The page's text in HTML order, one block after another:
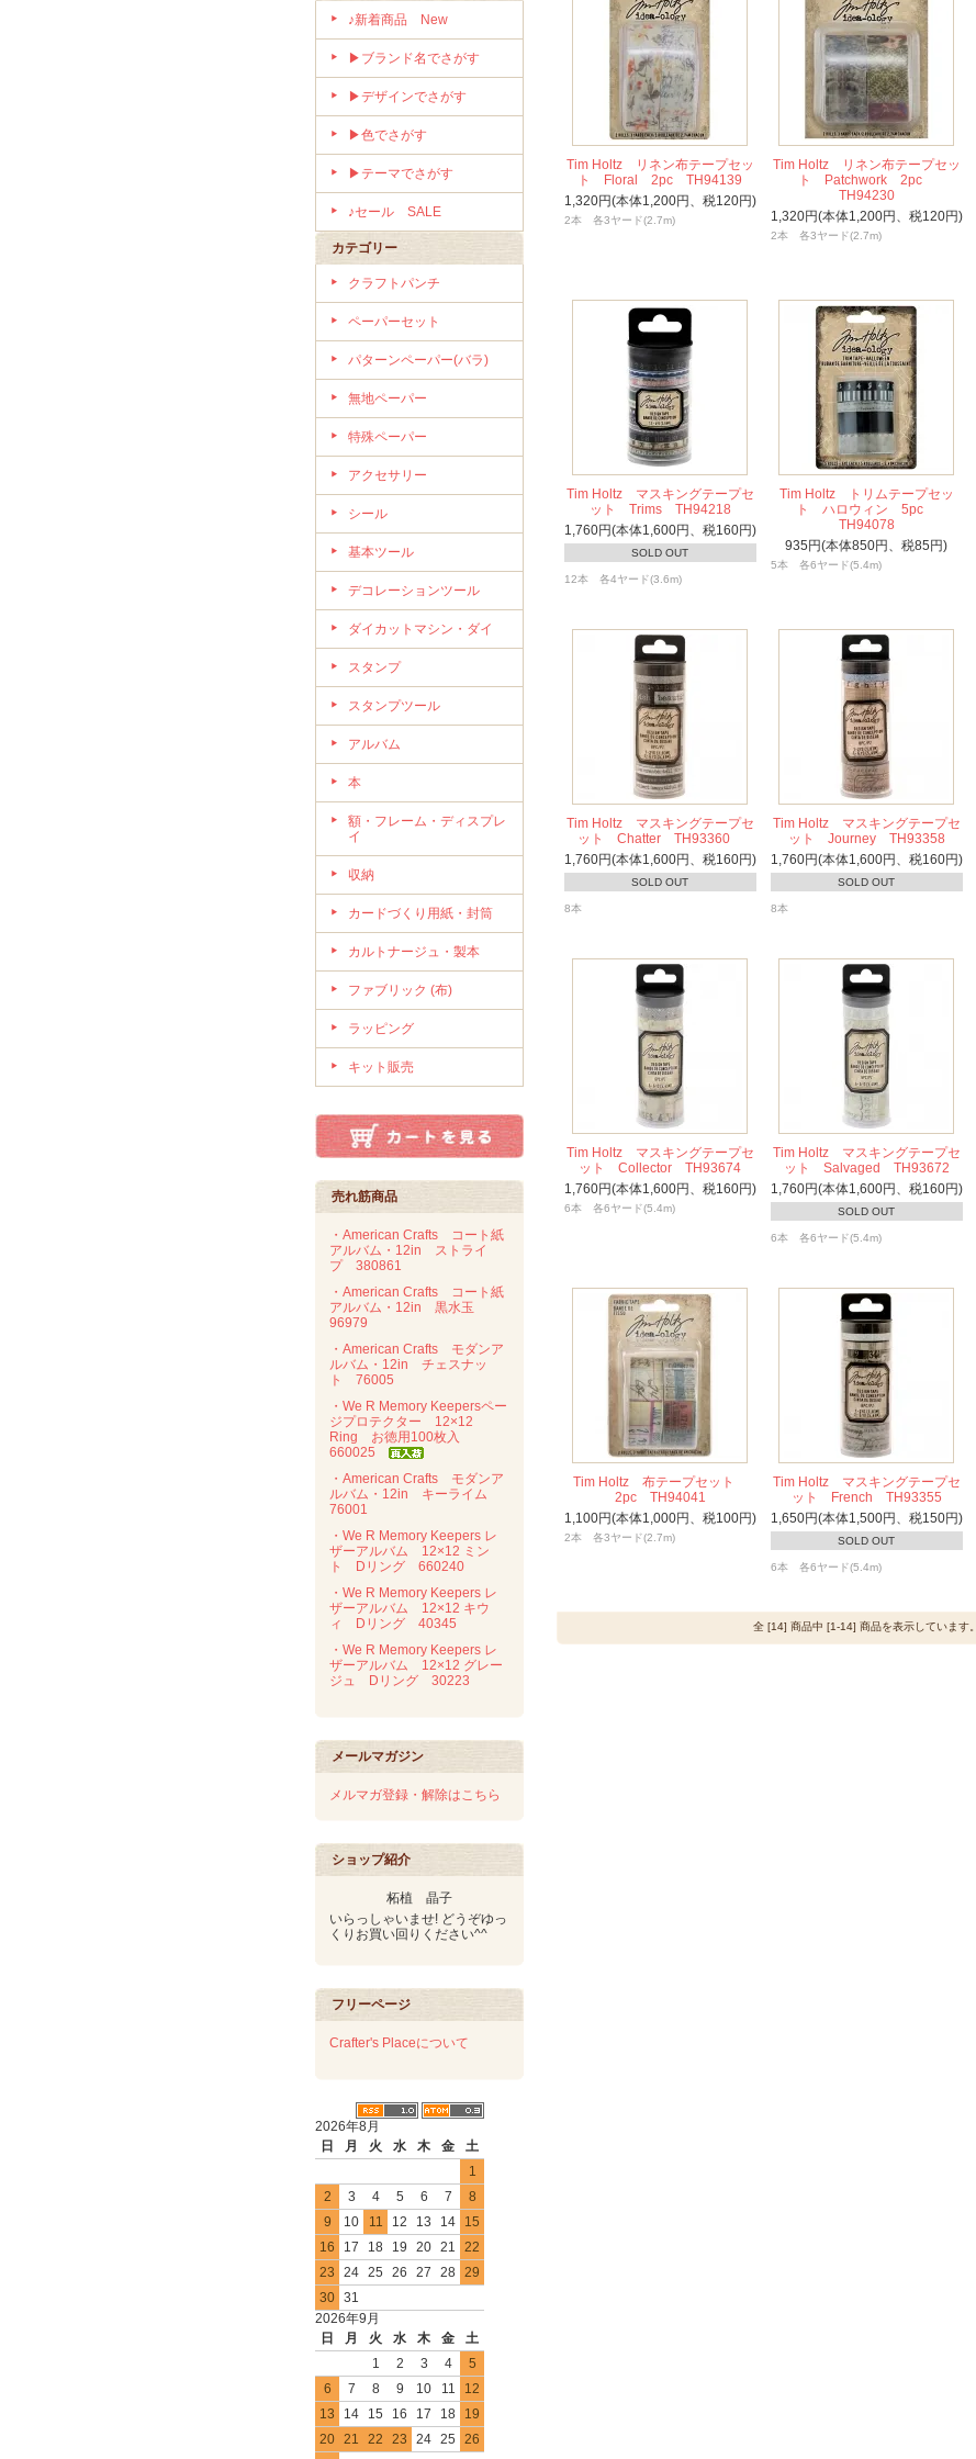
♪新着商品 New
▶ブランド名でさがす
▶デザインでさがす
▶色でさがす
▶テーマでさがす
♪セール SALE
カテゴリー
クラフトパンチ
ペーパーセット
パターンペーパー(バラ)
無地ペーパー
特殊ペーパー
アクセサリー
シール
基本ツール
デコレーションツール
ダイカットマシン・ダイ
スタンプ
スタンプツール
アルバム
本
額・フレーム・ディスプレ
イ
収納
カードづくり用紙・封筒
カルトナージュ・製本
ファブリック (布)
ラッピング
キット販売
売れ筋商品
・American Crafts コート紙
アルバム・12in ストライ
プ 380861
・American Crafts コート紙
アルバム・12in 黒水玉
96979
・American Crafts モダンア
ルバム・12in チェスナッ
ト 76005
・We R Memory Keepersペー
ジプロテクター 12×12
Ring お徳用100枚入
660025
・American Crafts モダンア
ルバム・12in キーライム
76001
・We R Memory Keepers レ
ザーアルバム 12×12 ミン
ト Dリング 660240
・We R Memory Keepers レ
ザーアルバム 12×12 キウ
ィ Dリング 40345
・We R Memory Keepers レ
ザーアルバム 12×12 グレー
ジュ Dリング 30223
メールマガジン
メルマガ登録・解除はこちら
ショップ紹介
柘植 晶子
いらっしゃいませ! どうぞゆっ
くりお買い回りください^^
フリーページ
Crafter's Placeについて
2026年8月
日
月 火 水 木 金
土
1
2
3 4 5 6 7
8
9
10 11 12 13 14
15
16
17 18 19 20 21
22
23
24 25 26 27 28 29
30 31
2026年9月
日
月 火 水 木 金
土
1
2 3 4
5
6
7 8 9 10 11
12
13
14 15 16 17 18
19
20 21 22 23 24 25
26
Tim Holtz リネン布テープセッ
ト Floral 2pc TH94139
1,320円(本体1,200円、税120円)
2本 各3ヤード(2.7m)
Tim Holtz リネン布テープセッ
ト Patchwork 2pc
TH94230
1,320円(本体1,200円、税120円)
2本 各3ヤード(2.7m)
Tim Holtz マスキングテープセ
ット Trims TH94218
1,760円(本体1,600円、税160円)
SOLD OUT
12本 各4ヤード(3.6m)
Tim Holtz トリムテープセッ
ト ハロウィン 5pc
TH94078
935円(本体850円、税85円)
5本 各6ヤード(5.4m)
Tim Holtz マスキングテープセ
ット Chatter TH93360
1,760円(本体1,600円、税160円)
SOLD OUT
8本
Tim Holtz マスキングテープセ
ット Journey TH93358
1,760円(本体1,600円、税160円)
SOLD OUT
8本
Tim Holtz マスキングテープセ
ット Collector TH93674
1,760円(本体1,600円、税160円)
6本 各6ヤード(5.4m)
Tim Holtz マスキングテープセ
ット Salvaged TH93672
1,760円(本体1,600円、税160円)
SOLD OUT
6本 各6ヤード(5.4m)
Tim Holtz 布テープセット
2pc TH94041
1,100円(本体1,000円、税100円)
2本 各3ヤード(2.7m)
Tim Holtz マスキングテープセ
ット French TH93355
1,650円(本体1,500円、税150円)
SOLD OUT
6本 各6ヤード(5.4m)
全 [14] 商品中 [1-14] 商品を表示しています。